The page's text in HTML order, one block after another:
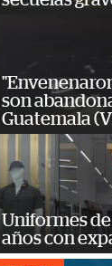
son
Guatemala
Uniformes
años con